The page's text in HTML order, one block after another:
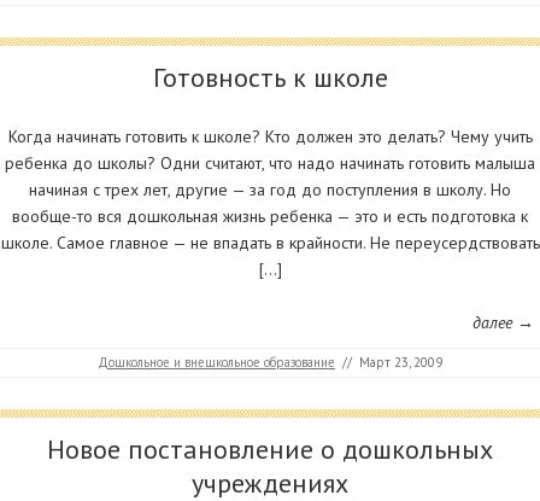
Готовность к школе
Когда начинать готовить к школе? Кто должен это делать? Чему учить
ребенка до школы? Одни считают, что надо начинать готовить малыша
начиная с трех лет, другие — за год до поступления в школу. Но
вообще-то вся дошкольная жизнь ребенка — это и есть подготовка к
школе. Самое главное — не впадать в крайности. Не переусердствовать
[…]
далее →
Дошкольное и внешкольное образование // Март 23, 2009
Новое постановление о дошкольных
учреждениях